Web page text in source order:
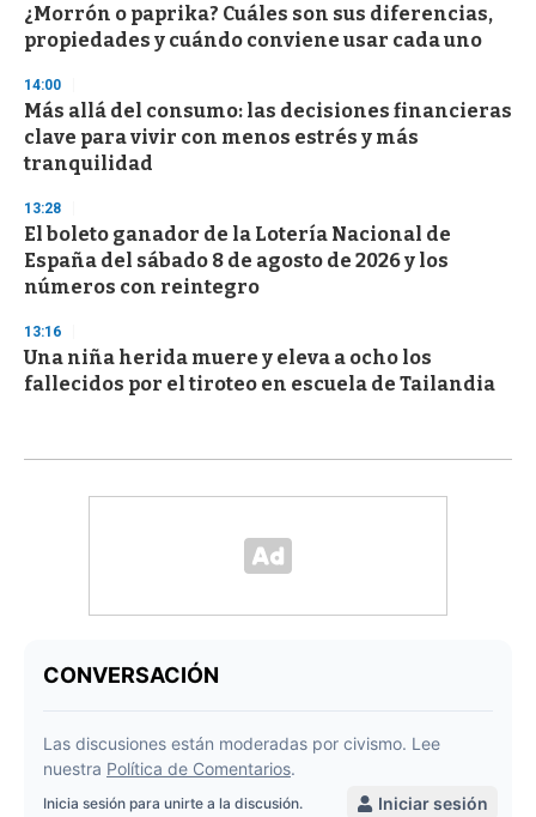
¿Morrón o paprika? Cuáles son sus diferencias,
propiedades y cuándo conviene usar cada uno
14:00
Más allá del consumo: las decisiones financieras
clave para vivir con menos estrés y más
tranquilidad
13:28
El boleto ganador de la Lotería Nacional de
España del sábado 8 de agosto de 2026 y los
números con reintegro
13:16
Una niña herida muere y eleva a ocho los
fallecidos por el tiroteo en escuela de Tailandia